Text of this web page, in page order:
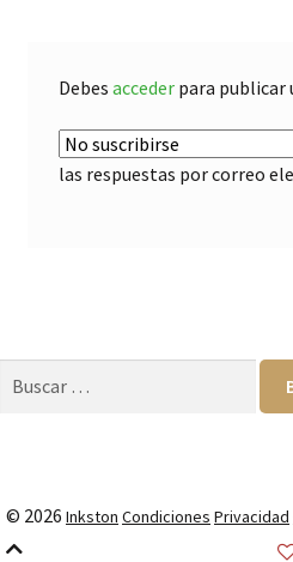
Debes accederpara publicar
las respuestas por correo
© 2026 Inkston Condiciones Privacidad